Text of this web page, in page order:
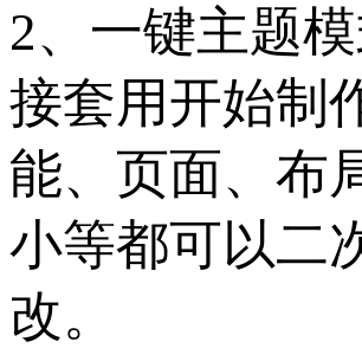
2、一键主题
接套用开始制
能、页面、布
小等都可以二
改。